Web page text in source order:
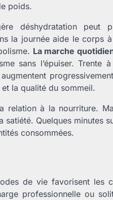
poids.
déshydratation peut
la journée aide le corps
La marche
sans l’épuiser. Trente
la qualité du sommeil.
relation à la nourriture.
Quelques minutes
consommées.
de vie favorisent les
professionnelle ou